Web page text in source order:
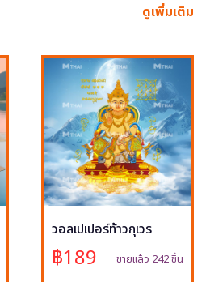
ดูเพิ่มเติม
วอลเปเปอร์ท้าวกุเวร
฿189 ขายแล้ว 242 ชิ้น